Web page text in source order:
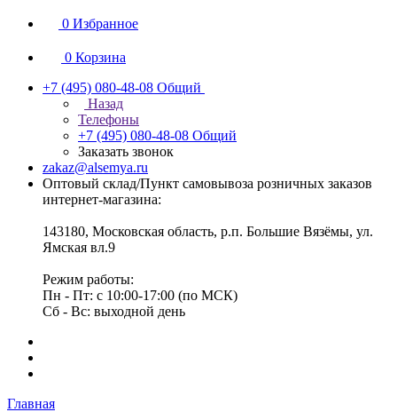
0 Избранное
0 Корзина
+7 (495) 080-48-08 Общий
Назад
Телефоны
+7 (495) 080-48-08 Общий
Заказать звонок
zakaz@alsemya.ru
Оптовый склад/Пункт самовывоза розничных заказов
интернет-магазина:
143180, Московская область, р.п. Большие Вязёмы, ул.
Ямская вл.9
Режим работы:
Пн - Пт: с 10:00-17:00 (по МСК)
Сб - Вс: выходной день
Главная